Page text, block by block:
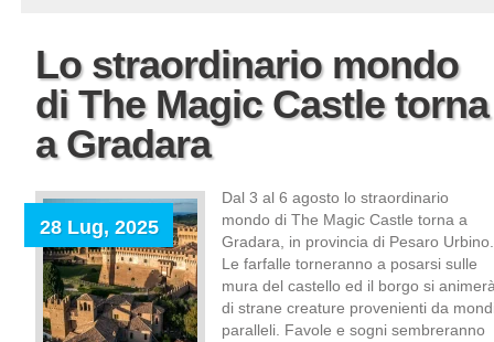
Lo straordinario mondo
di The Magic Castle torna
a Gradara
28 Lug, 2025
Dal 3 al 6 agosto lo straordinario
mondo di The Magic Castle torna a
Gradara, in provincia di Pesaro Urbino.
Le farfalle torneranno a posarsi sulle
mura del castello ed il borgo si
di strane creature provenienti da
paralleli. Favole e sogni sembreranno